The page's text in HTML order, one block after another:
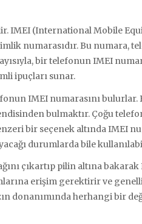
IMEI (International Mobile
numarasıdır. Bu numara,
bir telefonun IMEI
ipuçları sunar.
IMEI numarasını bulurlar.
bulmaktır. Çoğu
bir seçenek altında IMEI
durumlarda bile
çıkartıp pilin altına bakarak
erişim gerektirir ve
donanımında herhangi bir